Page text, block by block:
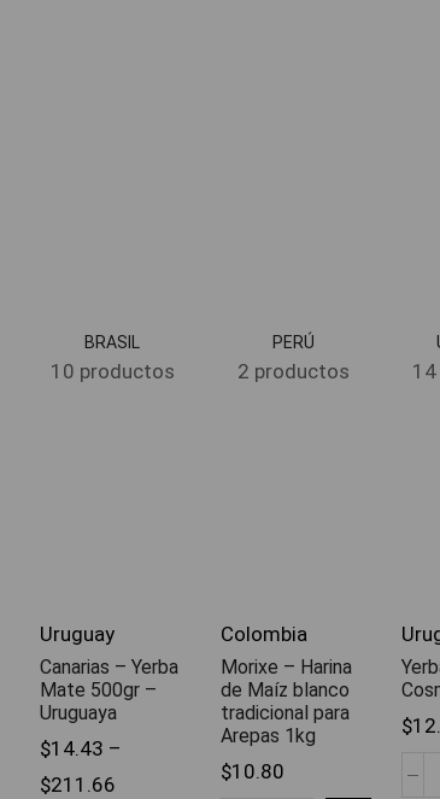
BRASIL
10 productos
PERÚ
2 productos
Uruguay
Canarias – Yerba
Mate 500gr –
Uruguaya
$14.43 –
$211.66
Colombia
Morixe – Harina
de Maíz blanco
tradicional para
Arepas 1kg
$10.80
$